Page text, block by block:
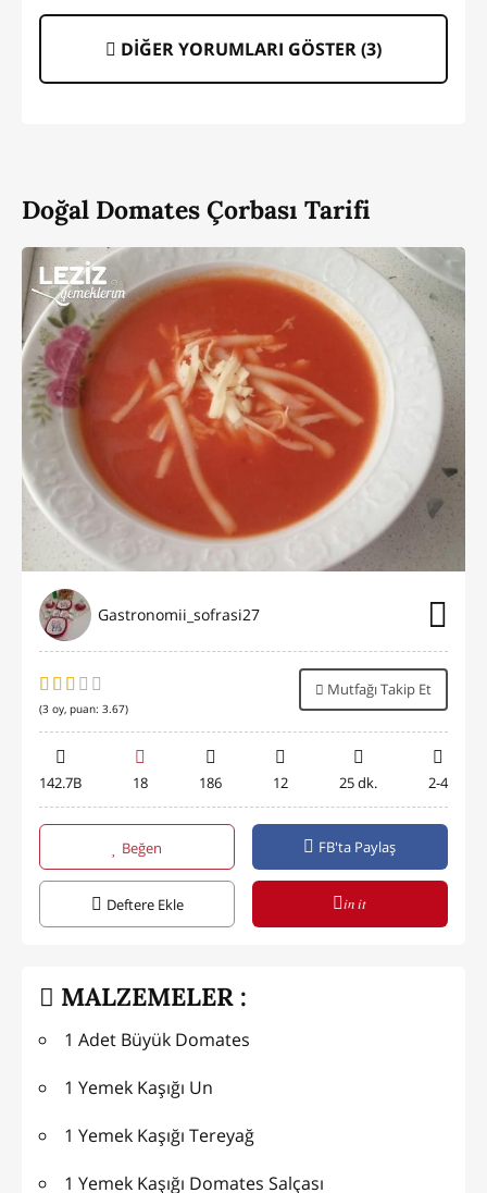
DİĞER YORUMLARI GÖSTER (3)
Doğal Domates Çorbası Tarifi
Gastronomii_sofrasi27
(3 oy, puan: 3.67)
Mutfağı Takip Et
142.7B 18 186 12 25 dk. 2-4
Beğen FB'ta Paylaş
Deftere Ekle in it
MALZEMELER :
1 Adet Büyük Domates
1 Yemek Kaşığı Un
1 Yemek Kaşığı Tereyağ
1 Yemek Kaşığı Domates Salçası